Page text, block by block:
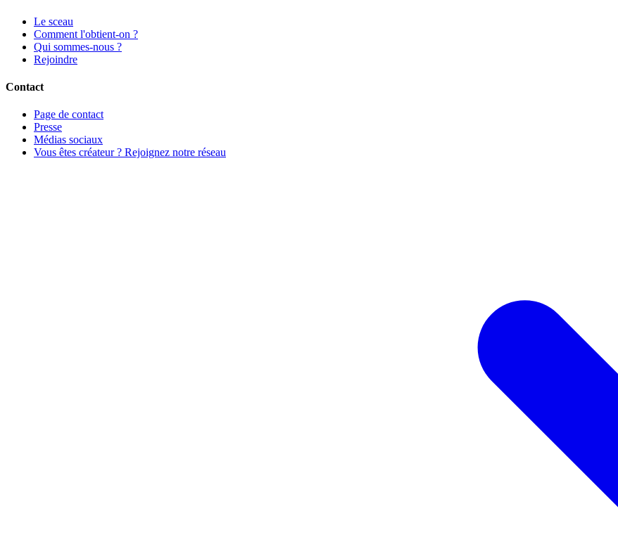
Le sceau
Comment l'obtient-on ?
Qui sommes-nous ?
Rejoindre
Contact
Page de contact
Presse
Médias sociaux
Vous êtes créateur ? Rejoignez notre réseau